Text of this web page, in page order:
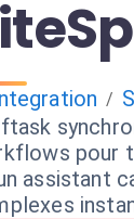
/
pour
assistant